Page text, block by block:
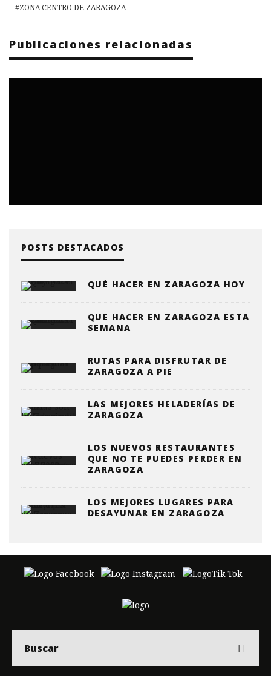
ZONA CENTRO DE ZARAGOZA
Publicaciones relacionadas
POSTS DESTACADOS
QUÉ HACER EN ZARAGOZA HOY
QUE HACER EN ZARAGOZA ESTA
SEMANA
RUTAS PARA DISFRUTAR DE
ZARAGOZA A PIE
LAS MEJORES HELADERÍAS DE
ZARAGOZA
LOS NUEVOS RESTAURANTES
QUE NO TE PUEDES PERDER EN
ZARAGOZA
LOS MEJORES LUGARES PARA
DESAYUNAR EN ZARAGOZA